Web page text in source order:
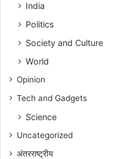
India
Politics
Society and Culture
World
Opinion
Tech and Gadgets
Science
Uncategorized
अंतरराष्ट्रीय